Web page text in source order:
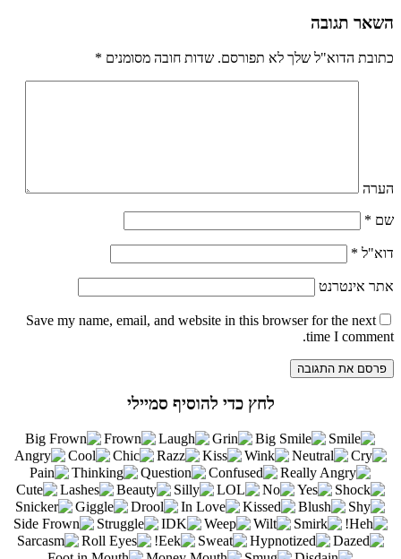
השאר תגובה
כתובת הדוא"ל שלך לא תפורסם. שדות חובה מסומנים *
הערה
שם *
דוא"ל *
אתר אינטרנט
Save my name, email, and website in this browser for the next
time I comment.
לחץ כדי להוסיף סמיילי